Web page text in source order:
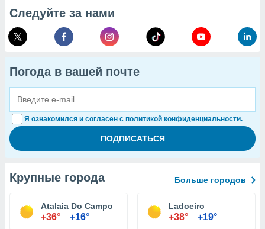
Следуйте за нами
Погода в вашей почте
Я ознакомился и согласен с политикой конфиденциальности.
Крупные города Больше городов
Atalaia Do Campo
+36° +16°
Ladoeiro
+38° +19°